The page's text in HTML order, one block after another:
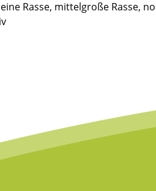
Rasse, mittelgroße Rasse,